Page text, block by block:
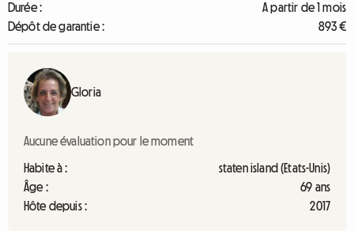
Durée :
A partir de 1 mois
Dépôt de garantie :
893 €
Gloria
Aucune évaluation pour le moment
Habite à :
staten island (Etats-Unis)
Âge :
69 ans
Hôte depuis :
2017